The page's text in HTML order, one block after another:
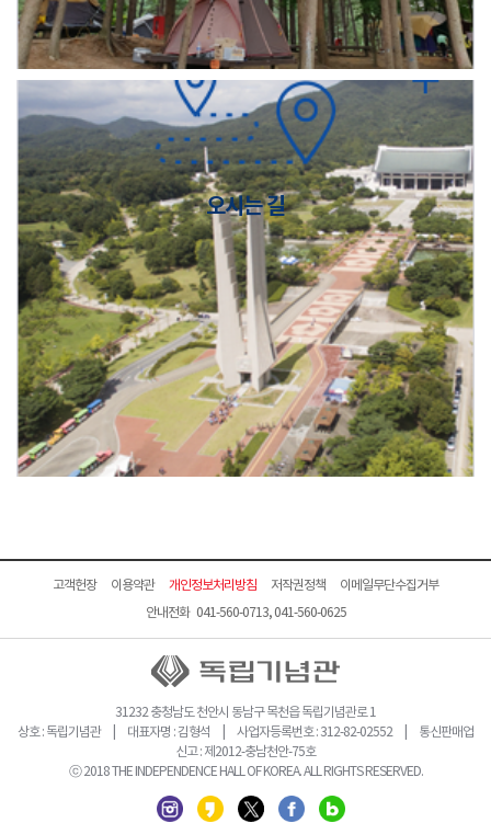
오시는 길
고객헌장 이용약관 개인정보처리방침 저작권정책
이메일무단수집거부
안내전화 041-560-0713, 041-560-0625
31232 충청남도 천안시 동남구 목천읍 독립기념관로 1
상호 : 독립기념관 | 대표자명 : 김형석 | 사업자등록번호 : 312-82-02552 | 통신판매업
신고 : 제2012-충남천안-75호
ⓒ 2018 THE INDEPENDENCE HALL OF KOREA. ALL RIGHTS RESERVED.